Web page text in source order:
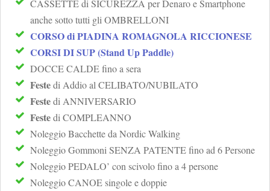
CASSETTE di SICUREZZA per Denaro e Smartphone
anche sotto tutti gli OMBRELLONI
CORSO di PIADINA ROMAGNOLA RICCIONESE
CORSI DI SUP (Stand Up Paddle)
DOCCE CALDE fino a sera
Festedi Addio al CELIBATO/NUBILATO
Festedi ANNIVERSARIO
Festedi COMPLEANNO
Noleggio Bacchette da Nordic Walking
Noleggio Gommoni SENZA PATENTE fino ad 6 Persone
Noleggio PEDALO’ con scivolo fino a 4 persone
Noleggio CANOE singole e doppie